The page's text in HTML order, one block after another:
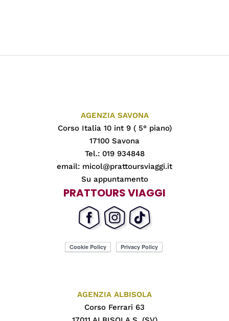
AGENZIA SAVONA
Corso Italia 10 int 9 ( 5° piano)
17100 Savona
Tel.: 019 934848
email: micol@prattoursviaggi.it
Su appuntamento
PRATTOURS VIAGGI
AGENZIA ALBISOLA
Corso Ferrari 63